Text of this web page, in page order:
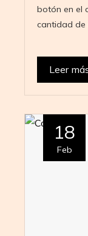
botón en el
cantidad de
Leer
18
Feb